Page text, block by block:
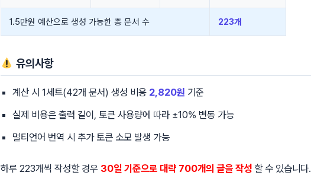
1.5만원 예산으로 생성 가능한 총 문서 수 223개
유의사항
계산 시 1세트(42개 문서) 생성 비용 2,820원 기준
실제 비용은 출력 길이, 토큰 사용량에 따라 ±10% 변동 가능
멀티언어 번역 시 추가 토큰 소모 발생 가능
하루 223개씩 작성할 경우 30일 기준으로 대략 700개의 글을 작성 할 수 있습니다.